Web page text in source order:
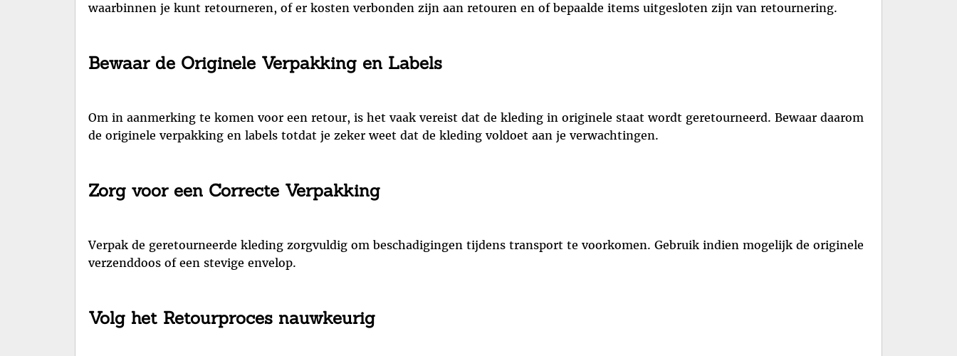
waarbinnen je kunt retourneren, of er kosten verbonden zijn aan retouren en of bepaalde items uitgesloten zijn van retournering.
Bewaar de Originele Verpakking en Labels
Om in aanmerking te komen voor een retour, is het vaak vereist dat de kleding in originele staat wordt geretourneerd. Bewaar daarom
de originele verpakking en labels totdat je zeker weet dat de kleding voldoet aan je verwachtingen.
Zorg voor een Correcte Verpakking
Verpak de geretourneerde kleding zorgvuldig om beschadigingen tijdens transport te voorkomen. Gebruik indien mogelijk de originele
verzenddoos of een stevige envelop.
Volg het Retourproces nauwkeurig